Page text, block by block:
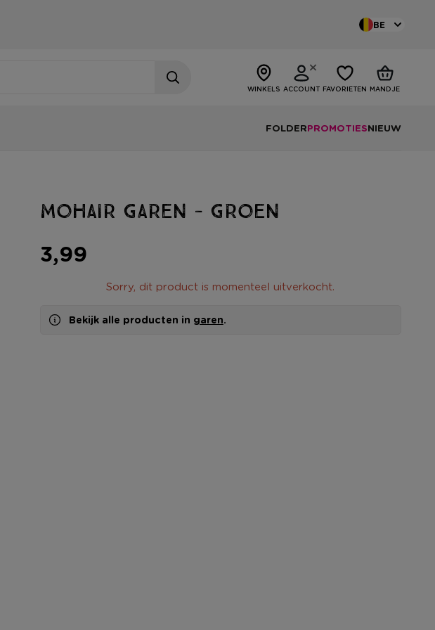
BE
WINKELS ACCOUNT FAVORIETEN MANDJE
FOLDERPROMOTIESNIEUW
Mohair garen - groen
3,99
Sorry, dit product is momenteel uitverkocht.
Bekijk alle producten in garen.